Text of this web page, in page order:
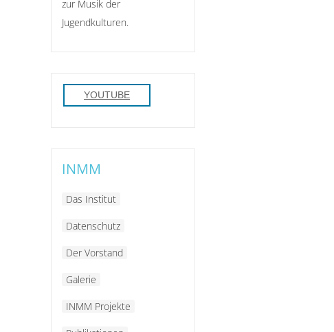
zur Musik der
Jugendkulturen.
YOUTUBE
INMM
Das Institut
Datenschutz
Der Vorstand
Galerie
INMM Projekte